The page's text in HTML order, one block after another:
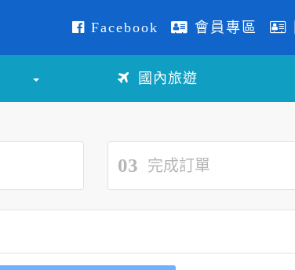
Facebook 會員專區
國內旅遊
03 完成訂單